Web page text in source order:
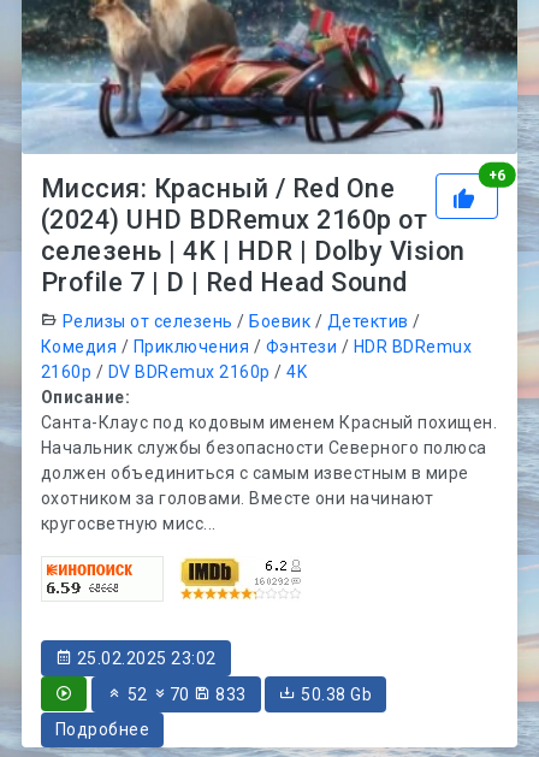
+6
Миссия: Красный / Red One
(2024) UHD BDRemux 2160p от
селезень | 4K | HDR | Dolby Vision
Profile 7 | D | Red Head Sound
Релизы от селезень / Боевик / Детектив /
Комедия / Приключения / Фэнтези / HDR BDRemux
2160p / DV BDRemux 2160p /4K
Описание:
Санта-Клаус под кодовым именем Красный похищен.
Начальник службы безопасности Северного полюса
должен объединиться с самым известным в мире
охотником за головами. Вместе они начинают
кругосветную мисс...
25.02.2025 23:02
52
70 833
50.38 Gb
Подробнее